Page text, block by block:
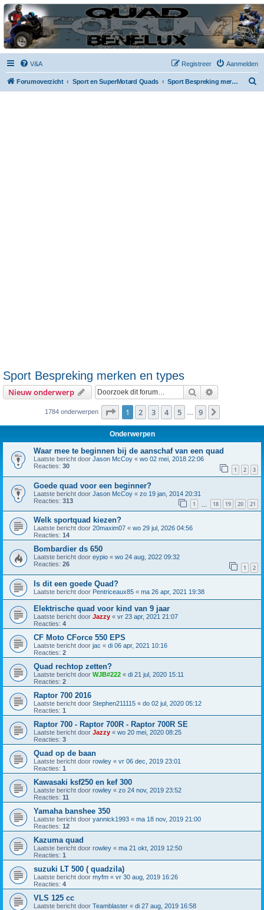
| QFB |
Hét quadforum van de Benelux
V&A Aanmelden
Registreer
Forumoverzicht Sport en SuperMotard Quads Sport Bespreking merken en types
Sport Bespreking merken en types
Nieuw onderwerp Zoek
1784 onderwerpen Pagina van 9
1 2 3 4 5 9
Onderwerpen
Waar mee te beginnen bij de aanschaf van een quad
Laatste bericht door Jason McCoy « wo 02 mei, 2018 22:06
Reacties: 30 1 2 3
Goede quad voor een beginner?
Laatste bericht door Jason McCoy « zo 19 jan, 2014 20:31
Reacties: 313 1 18 19 20 21
Welk sportquad kiezen?
Laatste bericht door 20maxim07 « wo 29 jul, 2026 04:56
Reacties: 14
Bombardier ds 650
Laatste bericht door eypio « wo 24 aug, 2022 09:32
Reacties: 26 1 2
Is dit een goede Quad?
Laatste bericht door Pentriceaux85 « ma 26 apr, 2021 19:38
Elektrische quad voor kind van 9 jaar
Laatste bericht door Jazzy « vr 23 apr, 2021 21:07
Reacties: 4
CF Moto CForce 550 EPS
Laatste bericht door jac « di 06 apr, 2021 10:16
Reacties: 2
Quad rechtop zetten?
Laatste bericht door WJB#222 « di 21 jul, 2020 15:11
Reacties: 2
Raptor 700 2016
Laatste bericht door Stephen211115 « do 02 jul, 2020 05:12
Reacties: 1
Raptor 700 - Raptor 700R - Raptor 700R SE
Laatste bericht door Jazzy « wo 20 mei, 2020 08:25
Reacties: 3
Quad op de baan
Laatste bericht door rowley « vr 06 dec, 2019 23:01
Reacties: 1
Kawasaki ksf250 en kef 300
Laatste bericht door rowley « zo 24 nov, 2019 23:52
Reacties: 11
Yamaha banshee 350
Laatste bericht door yannick1993 « ma 18 nov, 2019 21:00
Reacties: 12
Kazuma quad
Laatste bericht door rowley « ma 21 okt, 2019 12:50
Reacties: 1
suzuki LT 500 ( quadzila)
Laatste bericht door myfm « vr 30 aug, 2019 16:26
Reacties: 4
VLS 125 cc
Laatste bericht door Teamblaster « di 27 aug, 2019 16:58